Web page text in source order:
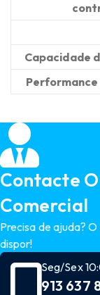
Capacidade
Contacte
Comercial
Precisa de ajuda?
dispor!
Seg/Sex
913 637